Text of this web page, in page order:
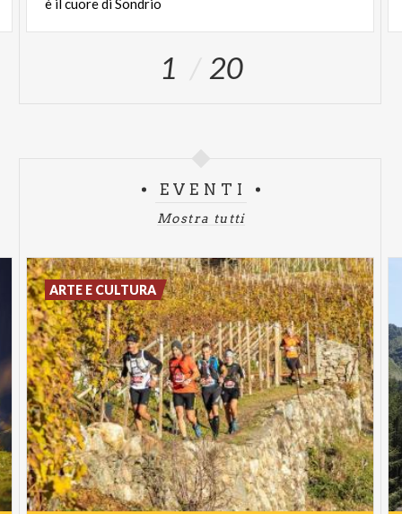
è il cuore di Sondrio
1 20
EVENTI
Mostra tutti
ARTE E CULTURA